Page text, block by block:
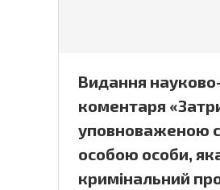
Видання
коментаря
уповноваженою
особою особи,
кримінальний